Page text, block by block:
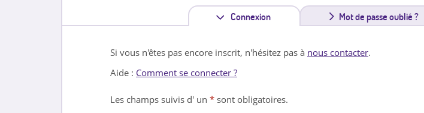
Connexion
n
l
Mot de passe oublié ?
Si vous n'êtes pas encore inscrit, n'hésitez pas à nous contacter.
Aide : Comment se connecter ?
Les champs suivis d' un * sont obligatoires.